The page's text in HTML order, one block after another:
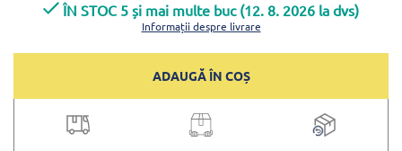
ÎN STOC 5 și mai multe buc (12. 8. 2026 la dvs)
Informații despre livrare
ADAUGĂ ÎN COȘ